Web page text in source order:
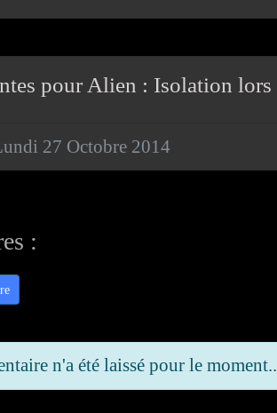
pour Alien : Isolation lors
27 Octobre 2014
:
n'a été laissé pour le